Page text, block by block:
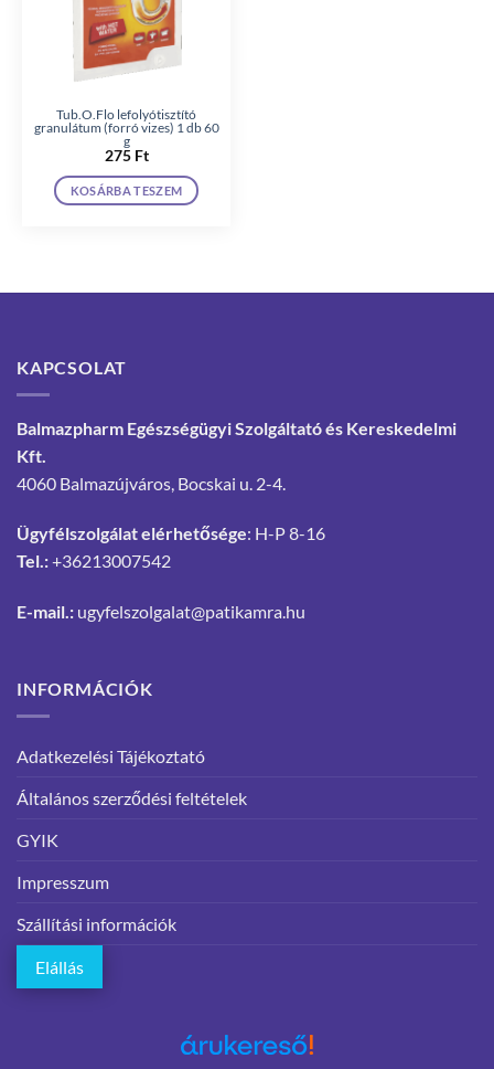
Tub.O.Flo lefolyótisztító
granulátum (forró vizes) 1 db 60
g
275 Ft
KOSÁRBA TESZEM
KAPCSOLAT
Balmazpharm Egészségügyi Szolgáltató és Kereskedelmi
Kft.
4060 Balmazújváros, Bocskai u. 2-4.
Ügyfélszolgálat elérhetősége: H-P 8-16
Tel.:+36213007542
E-mail.: ugyfelszolgalat@patikamra.hu
INFORMÁCIÓK
Adatkezelési Tájékoztató
Általános szerződési feltételek
GYIK
Impresszum
Szállítási információk
Elállás